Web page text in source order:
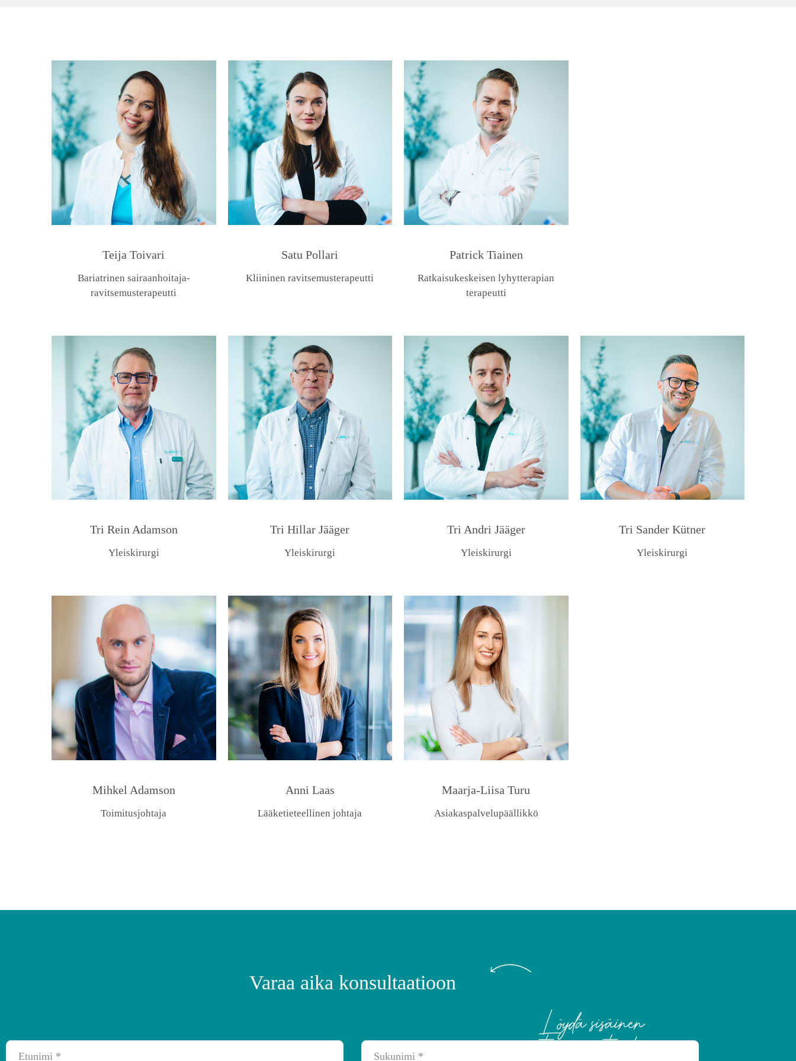
Teija Toivari
Bariatrinen sairaanhoitaja-
ravitsemusterapeutti
Satu Pollari
Kliininen ravitsemusterapeutti
Patrick Tiainen
Ratkaisukeskeisen lyhytterapian
terapeutti
Tri Rein Adamson
Yleiskirurgi
Tri Hillar Jääger
Yleiskirurgi
Tri Andri Jääger
Yleiskirurgi
Tri Sander Kütner
Yleiskirurgi
Mihkel Adamson
Toimitusjohtaja
Anni Laas
Lääketieteellinen johtaja
Maarja-Liisa Turu
Asiakaspalvelupäällikkö
Varaa aika konsultaatioon
Löydä sisäinen
itsevarmuutesi!